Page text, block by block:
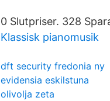
0 Slutpriser. 328
Klassisk pianomusik
dft security fredonia ny
evidensia eskilstuna
olivolja zeta